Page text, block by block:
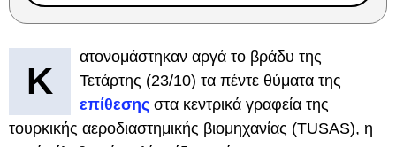
Κ
ατονομάστηκαν αργά το βράδυ της
Τετάρτης (23/10) τα πέντε θύματα της
επίθεσης στα κεντρικά γραφεία της
τουρκικής αεροδιαστημικής βιομηχανίας (TUSAS), η